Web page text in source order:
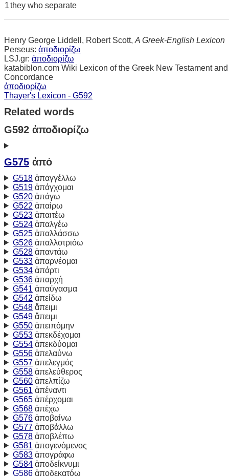
1they who separate
Henry George Liddell, Robert Scott, A Greek-English Lexicon
Perseus: ἀποδιορίζω
LSJ.gr: ἀποδιορίζω
katabiblon.com Wiki Lexicon of the Greek New Testament and
Concordance
ἀποδιορίζω
Thayer's Lexicon - G592
Related words
G592 ἀποδιορίζω
G575 ἀπό
G518ἀπαγγέλλω
G519ἀπάγχομαι
G520ἀπάγω
G522 ἀπαίρω
G523ἀπαιτέω
G524ἀπαλγέω
G525ἀπαλλάσσω
G526ἀπαλλοτριόω
G528ἀπαντάω
G533ἀπαρνέομαι
G534ἀπάρτι
G536ἀπαρχή
G541 ἀπαύγασμα
G542 ἀπείδω
G548ἄπειμι
G549ἄπειμι
G550ἀπειπόμην
G553ἀπεκδέχομαι
G554ἀπεκδύομαι
G556ἀπελαύνω
G557ἀπελεγμός
G558ἀπελεύθερος
G560ἀπελπίζω
G561 ἀπέναντι
G565ἀπέρχομαι
G568ἀπέχω
G576ἀποβαίνω
G577ἀποβάλλω
G578ἀποβλέπω
G581 ἀπογενόμενος
G583ἀπογράφω
G584ἀποδείκνυμι
G586ἀποδεκατόω